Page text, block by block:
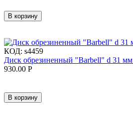
В корзину
КОД: s4459
Диск обрезиненный "Barbell" d 31
930.00 Р
В корзину